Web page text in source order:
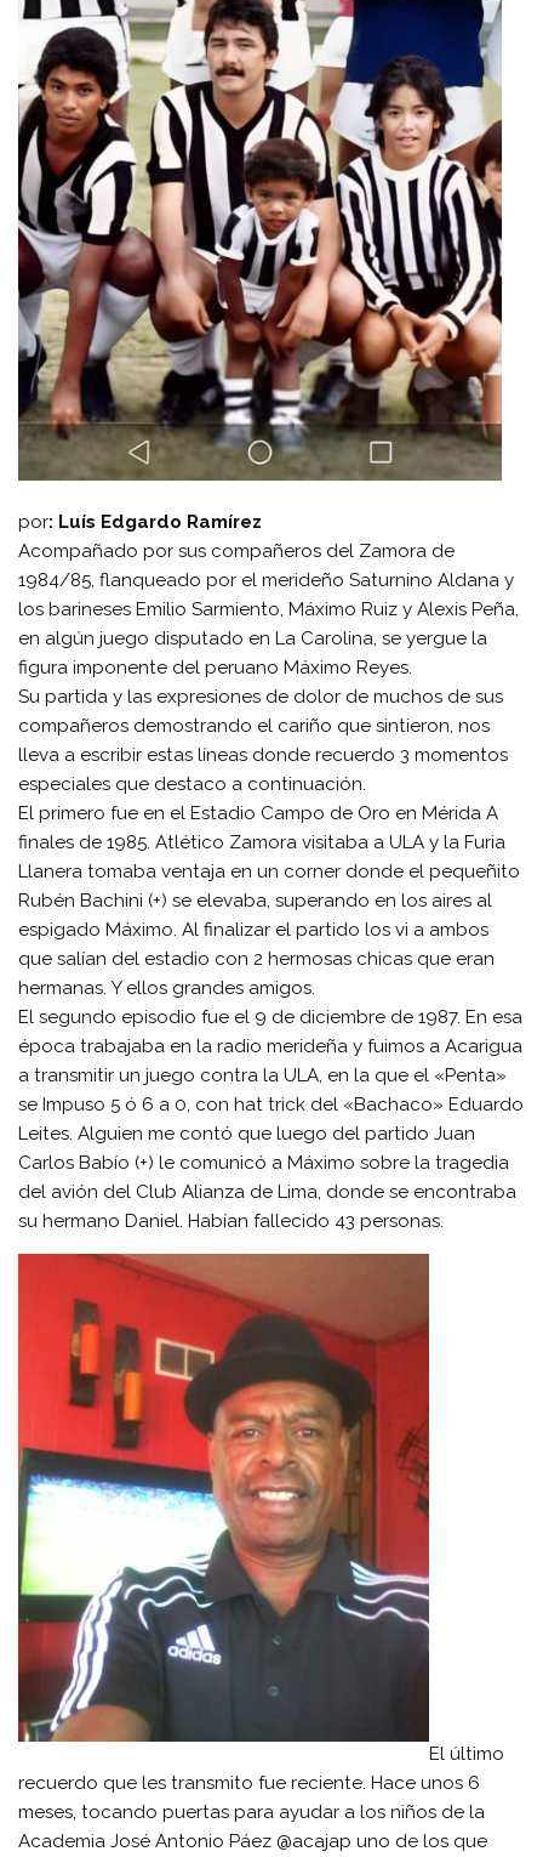
por: Luís Edgardo Ramírez
Acompañado por sus compañeros del Zamora de
1984/85, flanqueado por el merideño Saturnino Aldana y
los barineses Emilio Sarmiento, Máximo Ruiz y Alexis Peña,
en algún juego disputado en La Carolina, se yergue la
figura imponente del peruano Máximo Reyes.
Su partida y las expresiones de dolor de muchos de sus
compañeros demostrando el cariño que sintieron, nos
lleva a escribir estas líneas donde recuerdo 3 momentos
especiales que destaco a continuación.
El primero fue en el Estadio Campo de Oro en Mérida A
finales de 1985. Atlético Zamora visitaba a ULA y la Furia
Llanera tomaba ventaja en un corner donde el pequeñito
Rubén Bachini (+) se elevaba, superando en los aires al
espigado Máximo. Al finalizar el partido los vi a ambos
que salían del estadio con 2 hermosas chicas que eran
hermanas. Y ellos grandes amigos.
El segundo episodio fue el 9 de diciembre de 1987. En esa
época trabajaba en la radio merideña y fuimos a Acarigua
a transmitir un juego contra la ULA, en la que el «Penta»
se Impuso 5 ó 6 a 0, con hat trick del «Bachaco» Eduardo
Leites. Alguien me contó que luego del partido Juan
Carlos Babío (+) le comunicó a Máximo sobre la tragedia
del avión del Club Alianza de Lima, donde se encontraba
su hermano Daniel. Habían fallecido 43 personas.
El último
recuerdo que les transmito fue reciente. Hace unos 6
meses, tocando puertas para ayudar a los niños de la
Academia José Antonio Páez @acajap uno de los que